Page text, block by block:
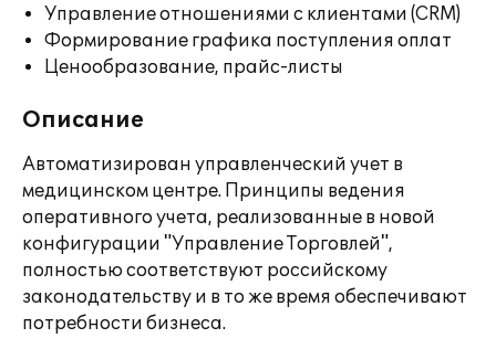
Управление отношениями с клиентами (CRM)
Формирование графика поступления оплат
Ценообразование, прайс-листы
Описание
Автоматизирован управленческий учет в
медицинском центре. Принципы ведения
оперативного учета, реализованные в новой
конфигурации "Управление Торговлей",
полностью соответствуют российскому
законодательству и в то же время обеспечивают
потребности бизнеса.